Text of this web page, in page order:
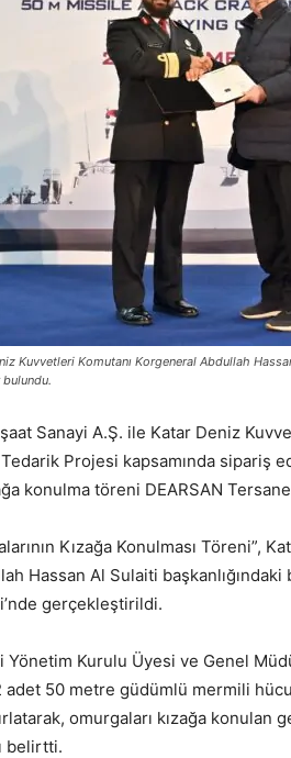
Kuvvetleri Komutanı Korgeneral Abdullah
bulundu.
Sanayi A.Ş. ile Katar Deniz
Projesi kapsamında sipariş
konulma töreni DEARSAN
Kızağa Konulması Töreni”,
Hassan Al Sulaiti başkanlığındaki
gerçekleştirildi.
Yönetim Kurulu Üyesi ve Genel
adet 50 metre güdümlü mermili
omurgaları kızağa
belirtti.